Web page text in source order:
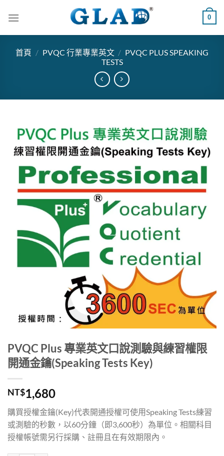
0
首頁 / PVQC 行業專業英文 / PVQC PLUS SPEAKING
TESTS
PVQC Plus 專業英文口說測驗與練習權限
開通金鑰(Speaking Tests Key)
NT$1,680
購買授權金鑰(Key)代表開通授權可使用Speaking Tests練習
或測驗的秒數，以60分鐘（即3,600秒）為單位。相關科目
授權帳號需另行採購、註冊且在有效期限內。